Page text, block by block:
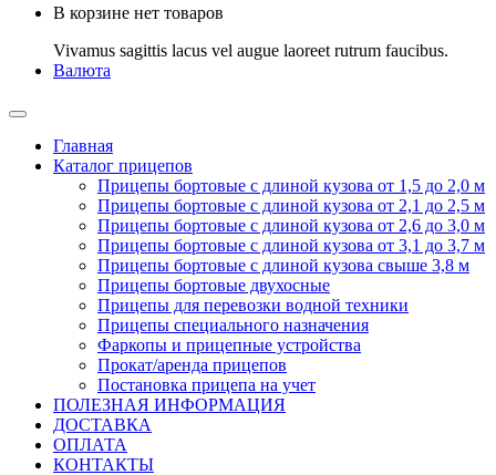
В корзине нет товаров
Vivamus sagittis lacus vel augue laoreet rutrum faucibus.
Валюта
Главная
Каталог прицепов
Прицепы бортовые с длиной кузова от 1,5 до 2,0 м
Прицепы бортовые с длиной кузова от 2,1 до 2,5 м
Прицепы бортовые с длиной кузова от 2,6 до 3,0 м
Прицепы бортовые с длиной кузова от 3,1 до 3,7 м
Прицепы бортовые с длиной кузова свыше 3,8 м
Прицепы бортовые двухосные
Прицепы для перевозки водной техники
Прицепы специального назначения
Фаркопы и прицепные устройства
Прокат/аренда прицепов
Постановка прицепа на учет
ПОЛЕЗНАЯ ИНФОРМАЦИЯ
ДОСТАВКА
ОПЛАТА
КОНТАКТЫ